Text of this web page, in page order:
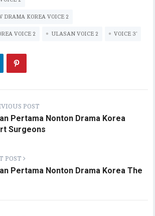
at
s
A
p
p
y
Li
ra
m
r
DRAMA KOREA VOICE 2
VOICE 2 ULASAN VOICE 2 VOICE 3'
POST
Pertama Nonton Drama Korea
Surgeons
POST
Pertama Nonton Drama Korea The